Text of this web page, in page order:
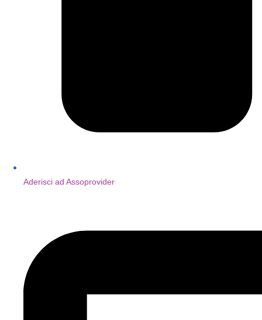
Aderisci ad Assoprovider